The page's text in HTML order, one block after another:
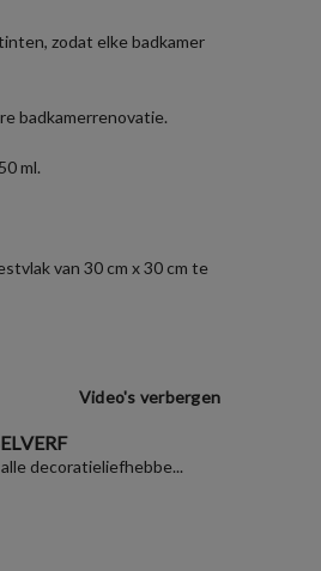
zodat elke badkamer
badkamerrenovatie.
ml.
van 30 cm x 30 cm te
Video's verbergen
decoratieliefhebbe...